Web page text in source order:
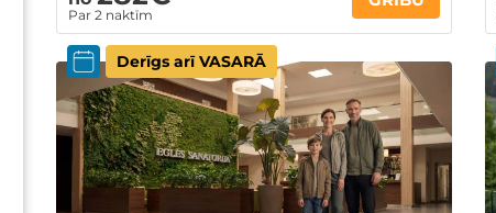
Par 2 naktīm
Derīgs arī VASARĀ